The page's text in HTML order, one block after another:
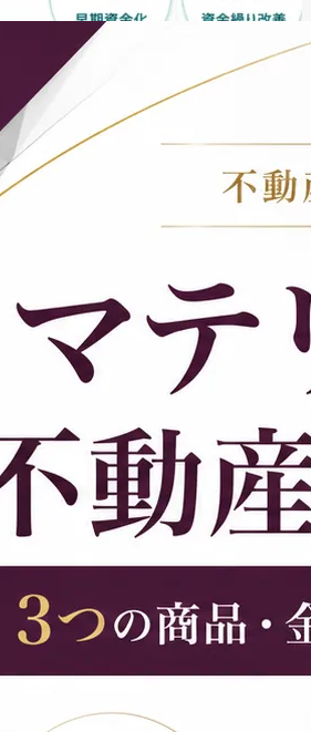
リット・注意点と...
2026年8月6日